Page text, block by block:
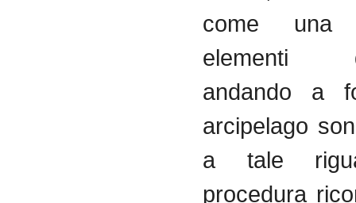
come
elementi
andando a
arcipelago
a tale
procedura